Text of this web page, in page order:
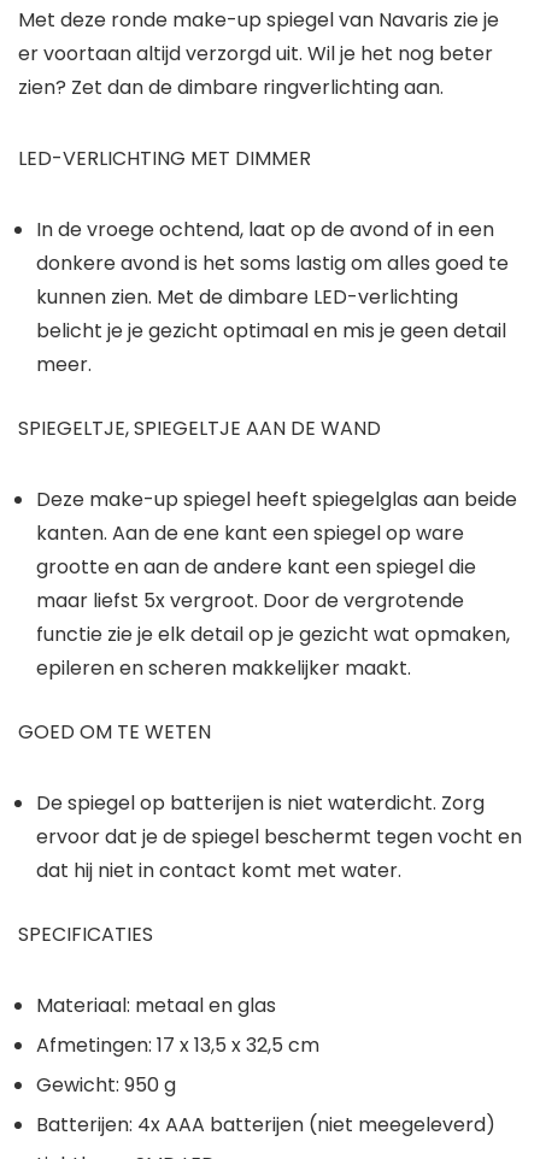
Met deze ronde make-up spiegel van Navaris zie je
er voortaan altijd verzorgd uit. Wil je het nog beter
zien? Zet dan de dimbare ringverlichting aan.
LED-VERLICHTING MET DIMMER
In de vroege ochtend, laat op de avond of in een
donkere avond is het soms lastig om alles goed te
kunnen zien. Met de dimbare LED-verlichting
belicht je je gezicht optimaal en mis je geen detail
meer.
SPIEGELTJE, SPIEGELTJE AAN DE WAND
Deze make-up spiegel heeft spiegelglas aan beide
kanten. Aan de ene kant een spiegel op ware
grootte en aan de andere kant een spiegel die
maar liefst 5x vergroot. Door de vergrotende
functie zie je elk detail op je gezicht wat opmaken,
epileren en scheren makkelijker maakt.
GOED OM TE WETEN
De spiegel op batterijen is niet waterdicht. Zorg
ervoor dat je de spiegel beschermt tegen vocht en
dat hij niet in contact komt met water.
SPECIFICATIES
Materiaal: metaal en glas
Afmetingen: 17 x 13,5 x 32,5 cm
Gewicht: 950 g
Batterijen: 4x AAA batterijen (niet meegeleverd)